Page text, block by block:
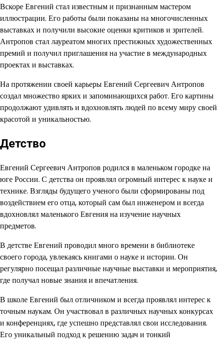
Вскоре Евгений стал известным и признанным мастером
иллюстрации. Его работы были показаны на многочисленных
выставках и получили высокие оценки критиков и зрителей.
Антропов стал лауреатом многих престижных художественных
премий и получил приглашения на участие в международных
проектах и выставках.
На протяжении своей карьеры Евгений Сергеевич Антропов
создал множество ярких и запоминающихся работ. Его картины
продолжают удивлять и вдохновлять людей по всему миру своей
красотой и уникальностью.
Детство
Евгений Сергеевич Антропов родился в маленьком городке на
юге России. С детства он проявлял огромный интерес к науке и
технике. Взгляды будущего ученого были сформированы под
воздействием его отца, который сам был инженером и всегда
вдохновлял маленького Евгения на изучение научных
предметов.
В детстве Евгений проводил много времени в библиотеке
своего города, увлекаясь книгами о науке и истории. Он
регулярно посещал различные научные выставки и мероприятия,
где получал новые знания и впечатления.
В школе Евгений был отличником и всегда проявлял интерес к
точным наукам. Он участвовал в различных научных конкурсах
и конференциях, где успешно представлял свои исследования.
Его уникальный подход к решению задач и тонкий